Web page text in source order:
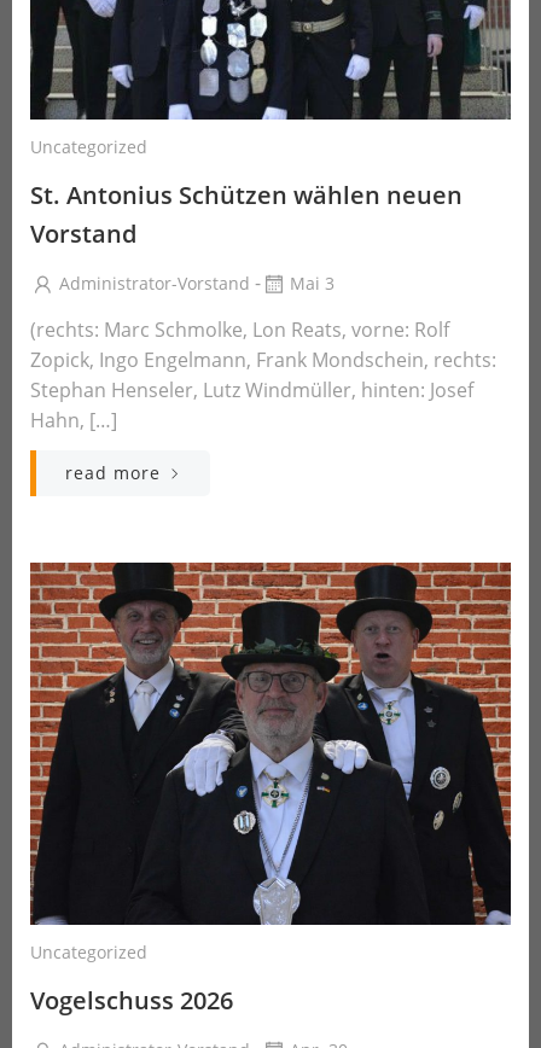
Uncategorized
St. Antonius Schützen wählen neuen
Vorstand
Administrator-Vorstand - Mai 3
(rechts: Marc Schmolke, Lon Reats, vorne: Rolf
Zopick, Ingo Engelmann, Frank Mondschein, rechts:
Stephan Henseler, Lutz Windmüller, hinten: Josef
Hahn, […]
read more
Uncategorized
Vogelschuss 2026